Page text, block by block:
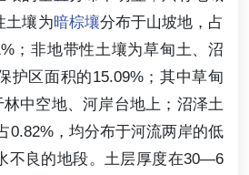
土壤为暗棕壤分布于山坡地，占
；非地带性土壤为草甸土、沼
护区面积的15.09%；其中草甸
中空地、河岸台地上；沼泽土
0.82%，均分布于河流两岸的低
不良的地段。土层厚度在30—6